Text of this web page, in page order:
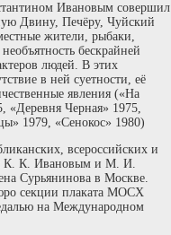
Ивановым совершил
Двину, Печёру, Чуйский
жители, рыбаки,
бескрайней
людей. В этих
в ней суетности, её
явления («На
«Деревня Черная» 1975,
1979, «Сенокос» 1980)
всероссийских и
с К. К. Ивановым и М. И.
Сурьянинова в Москве.
секции плаката МОСХ
на Международном